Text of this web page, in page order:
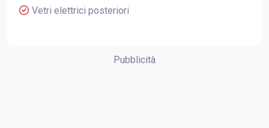
Vetri elettrici posteriori
Pubblicità